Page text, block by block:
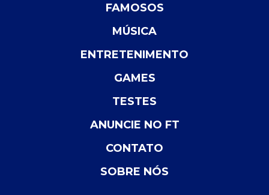
FAMOSOS
MÚSICA
ENTRETENIMENTO
GAMES
TESTES
ANUNCIE NO FT
CONTATO
SOBRE NÓS